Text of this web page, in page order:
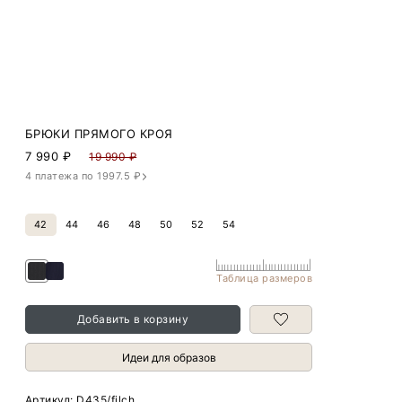
БРЮКИ ПРЯМОГО КРОЯ
7 990 ₽ 19 990 ₽
4 платежа по 1997.5 ₽
42 44 46 48 50 52 54
Таблица размеров
Добавить в корзину
Идеи для образов